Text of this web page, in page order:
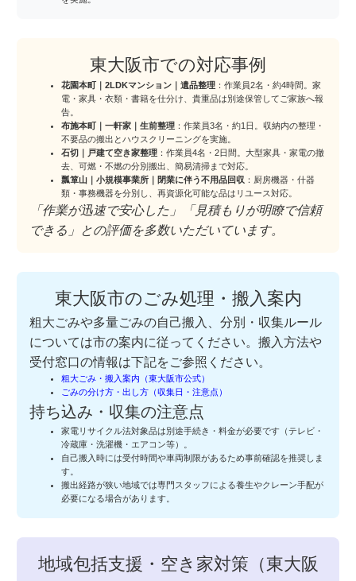
東大阪市での対応事例
花園本町｜2LDKマンション｜遺品整理 ：作業員2名・約4時間。家
電・家具・衣類・書籍を仕分け、貴重品は別途保管してご家族へ報
告。
布施本町｜一軒家｜生前整理 ：作業員3名・約1日。収納内の整理・
不要品の搬出とハウスクリーニングを実施。
石切｜戸建て空き家整理 ：作業員4名・2日間。大型家具・家電の撤
去、可燃・不燃の分別搬出、簡易清掃まで対応。
瓢箪山｜小規模事業所｜閉業に伴う不用品回収 ：厨房機器・什器
類・事務機器を分別し、再資源化可能な品はリユース対応。
「作業が迅速で安心した」「見積もりが明瞭で信頼
できる」との評価を多数いただいています。
東大阪市のごみ処理・搬入案内
粗大ごみや多量ごみの自己搬入、分別・収集ルール
については市の案内に従ってください。搬入方法や
受付窓口の情報は下記をご参照ください。
粗大ごみ・搬入案内（東大阪市公式）
ごみの分け方・出し方（収集日・注意点）
持ち込み・収集の注意点
家電リサイクル法対象品は別途手続き・料金が必要です（テレビ・
冷蔵庫・洗濯機・エアコン等）。
自己搬入時には受付時間や車両制限があるため事前確認を推奨しま
す。
搬出経路が狭い地域では専門スタッフによる養生やクレーン手配が
必要になる場合があります。
地域包括支援・空き家対策（東大阪